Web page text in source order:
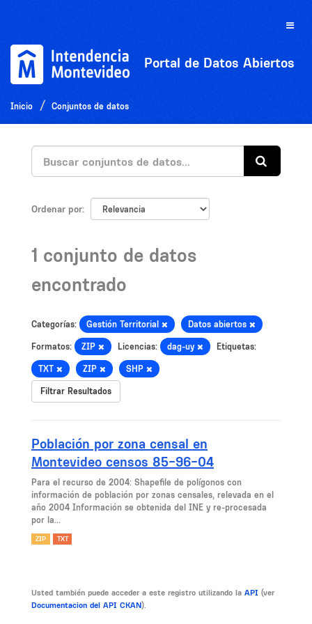
Toggle
Portal de Datos Abiertos
Inicio Conjuntos de datos
Ordenar por
1 conjunto de datos
encontrado
Categorías: Gestión Territorial Datos abiertos
Formatos: ZIP Licencias: dag-uy Etiquetas:
TXT ZIP SHP
Filtrar Resultados
Población por zona censal en
Montevideo censos 85-96-04
Para el recurso de 2004: Shapefile de polígonos con
información de población por zonas censales, relevada en el
año 2004 Información se obtenida del INE y re-procesada
por la...
ZIP TXT
Usted también puede acceder a este registro utilizando la API (ver
Documentacion del API CKAN).